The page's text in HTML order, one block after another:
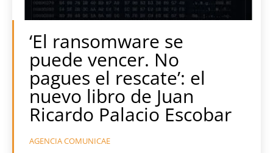
‘El ransomware se
puede vencer. No
pagues el rescate’: el
nuevo libro de Juan
Ricardo Palacio Escobar
AGENCIA COMUNICAE